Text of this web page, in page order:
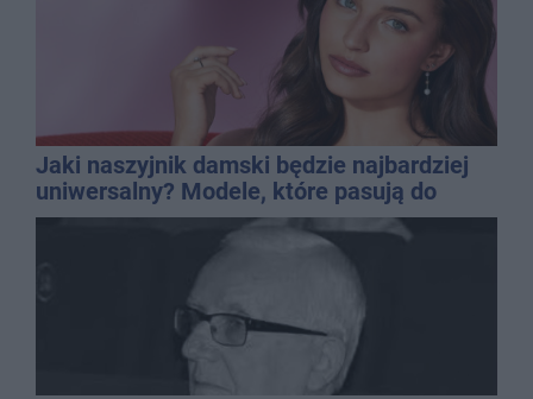
Jaki naszyjnik damski będzie najbardziej
uniwersalny? Modele, które pasują do
wielu stylizacji